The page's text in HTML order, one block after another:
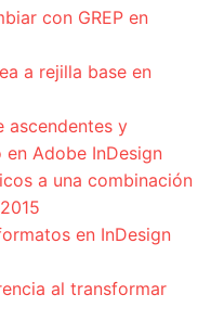
con GREP en
a rejilla base en
ascendentes y
Adobe InDesign
a una combinación
en InDesign
al transformar